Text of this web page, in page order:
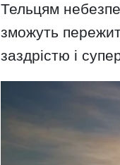
Тельцям
зможуть
заздрістю і